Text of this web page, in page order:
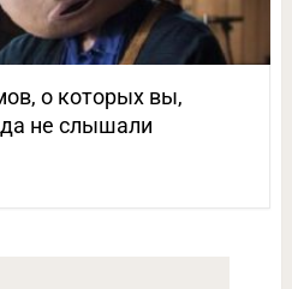
о которых вы,
не слышали